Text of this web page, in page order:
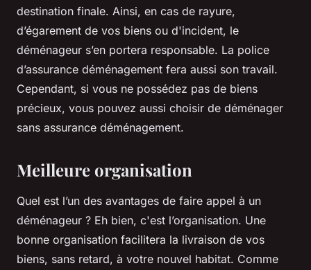
destination finale. Ainsi, en cas de rayure,
d’égarement de vos biens ou d'incident, le
déménageur s’en portera responsable. La police
d’assurance déménagement fera aussi son travail.
Cependant, si vous ne possédez pas de biens
précieux, vous pouvez aussi choisir de déménager
sans assurance déménagement.
Meilleure organisation
Quel est l’un des avantages de faire appel à un
déménageur ? Eh bien, c'est l’organisation. Une
bonne organisation facilitera la livraison de vos
biens, sans retard, à votre nouvel habitat. Comme